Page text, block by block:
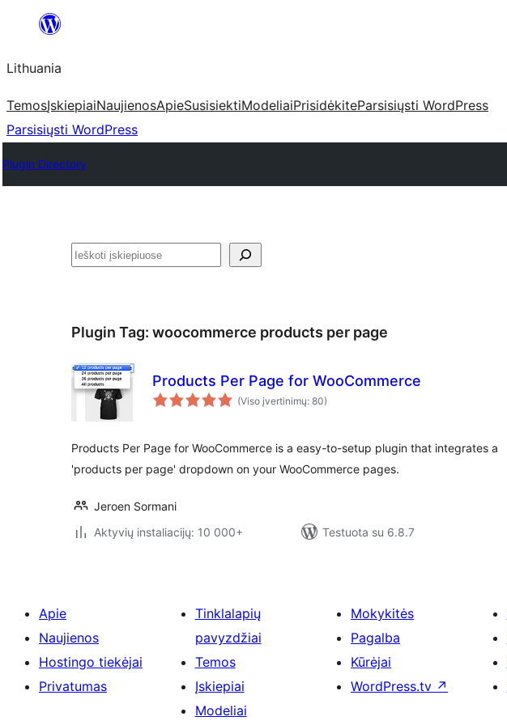
turinio
Lithuania
TemosĮskiepiaiNaujienosApieSusisiektiModeliaiPrisidėkiteParsisiųsti WordPress
Parsisiųsti WordPress
Plugin Directory
Paieška
Plugin Tag: woocommerce products per page
Products Per Page for WooCommerce
(Viso įvertinimų: 80)
Products Per Page for WooCommerce is a easy-to-setup plugin that integrates a
'products per page' dropdown on your WooCommerce pages.
Jeroen Sormani
Aktyvių instaliacijų: 10 000+
Testuota su 6.8.7
Apie
Naujienos
Hostingo tiekėjai
Privatumas
Tinklalapių
pavyzdžiai
Temos
Įskiepiai
Modeliai
Mokykitės
Pagalba
Kūrėjai
WordPress.tv ↗